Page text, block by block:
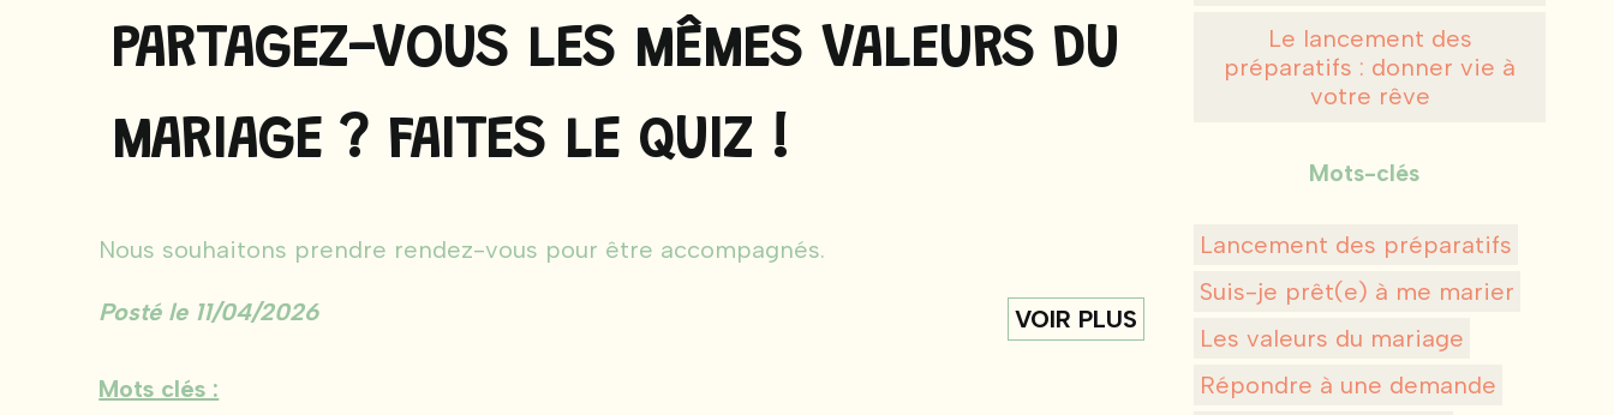
PARTAGEZ-VOUS LES MÊMES VALEURS DU
MARIAGE ? FAITES LE QUIZ !
Nous souhaitons prendre rendez-vous pour être accompagnés.
Posté le 11/04/2026 VOIR PLUS
Mots clés :
Le lancement des
préparatifs : donner vie à
votre rêve
Mots-clés
Lancement des préparatifs
Suis-je prêt(e) à me marier
Les valeurs du mariage
Répondre à une demande